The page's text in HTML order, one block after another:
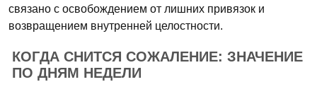
связано с освобождением от лишних привязок и
возвращением внутренней целостности.
КОГДА СНИТСЯ СОЖАЛЕНИЕ: ЗНАЧЕНИЕ
ПО ДНЯМ НЕДЕЛИ